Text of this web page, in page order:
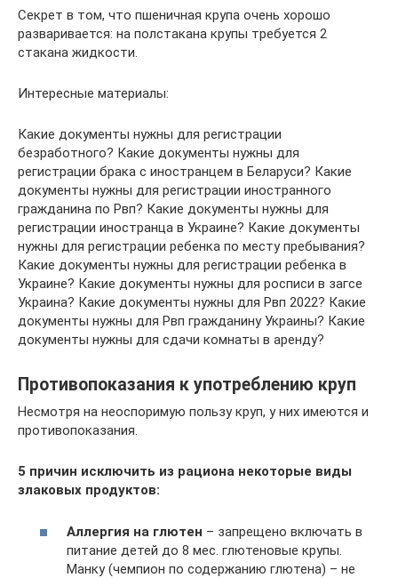
Секрет в том, что пшеничная крупа очень хорошо
разваривается: на полстакана крупы требуется 2
стакана жидкости.
Интересные материалы:
Какие документы нужны для регистрации
безработного? Какие документы нужны для
регистрации брака с иностранцем в Беларуси? Какие
документы нужны для регистрации иностранного
гражданина по Рвп? Какие документы нужны для
регистрации иностранца в Украине? Какие документы
нужны для регистрации ребенка по месту пребывания?
Какие документы нужны для регистрации ребенка в
Украине? Какие документы нужны для росписи в загсе
Украина? Какие документы нужны для Рвп 2022? Какие
документы нужны для Рвп гражданину Украины? Какие
документы нужны для сдачи комнаты в аренду?
Противопоказания к употреблению круп
Несмотря на неоспоримую пользу круп, у них имеются и
противопоказания.
5 причин исключить из рациона некоторые виды
злаковых продуктов:
Аллергия на глютен – запрещено включать в
питание детей до 8 мес. глютеновые крупы.
Манку (чемпион по содержанию глютена) – не